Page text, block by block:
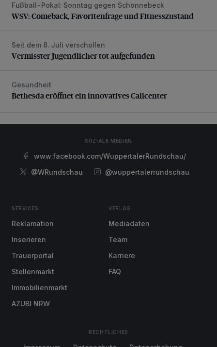
WSV: Comeback, Favoritenfrage und Fitnesszustand
Fußball-Pokal: Sonntag gegen Schonnebeck
WSV: Comeback, Favoritenfrage und Fitnesszustand
Vermisster Jugendlicher tot aufgefunden
Seit dem 8. Juli verschollen
Vermisster Jugendlicher tot aufgefunden
Bethesda eröffnet ein innovatives Callcenter
Gesundheit
Bethesda eröffnet ein innovatives Callcenter
SOZIALE MEDIEN
www.facebook.com/WuppertalerRundschau/
@WRundschau
@wuppertalerrundschau
SERVICES
Reklamation
Inserieren
Trauerportal
Stellenmarkt
Immobilienmarkt
AZUBI NRW
VERLAG
Mediadaten
Team
Karriere
FAQ
RECHTLICHES